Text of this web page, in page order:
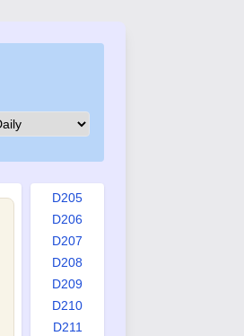
D198
D201
D205
D206
D207
D208
D209
D210
D211